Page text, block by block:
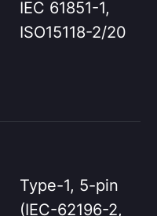
IEC 61851-1,
ISO15118-2/20
Type-1, 5-pin
(IEC-62196-2,